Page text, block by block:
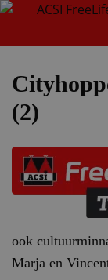
Zoeken
(2)
ook
Marja en